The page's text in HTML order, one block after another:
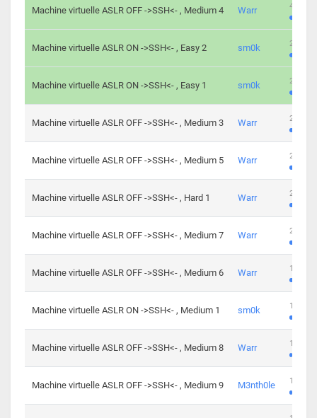
Machine virtuelle ASLR OFF ->SSH<- , Medium 4 Warr 413
Machine virtuelle ASLR ON ->SSH<- , Easy 2 sm0k 247
Machine virtuelle ASLR ON ->SSH<- , Easy 1 sm0k 219
Machine virtuelle ASLR OFF ->SSH<- , Medium 3 Warr 280
Machine virtuelle ASLR OFF ->SSH<- , Medium 5 Warr 265
Machine virtuelle ASLR OFF ->SSH<- , Hard 1 Warr 224
Machine virtuelle ASLR OFF ->SSH<- , Medium 7 Warr 230
Machine virtuelle ASLR OFF ->SSH<- , Medium 6 Warr 168
Machine virtuelle ASLR ON ->SSH<- , Medium 1 sm0k 139
Machine virtuelle ASLR OFF ->SSH<- , Medium 8 Warr 112
Machine virtuelle ASLR OFF ->SSH<- , Medium 9 M3nth0le 100